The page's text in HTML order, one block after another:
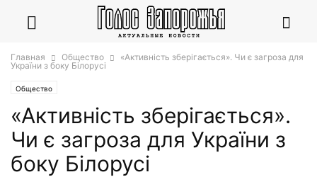
Главная Общество
«Активність зберігається». Чи є загроза для
України з боку Білорусі
Общество
«Активність зберігається».
Чи є загроза для України з
боку Білорусі